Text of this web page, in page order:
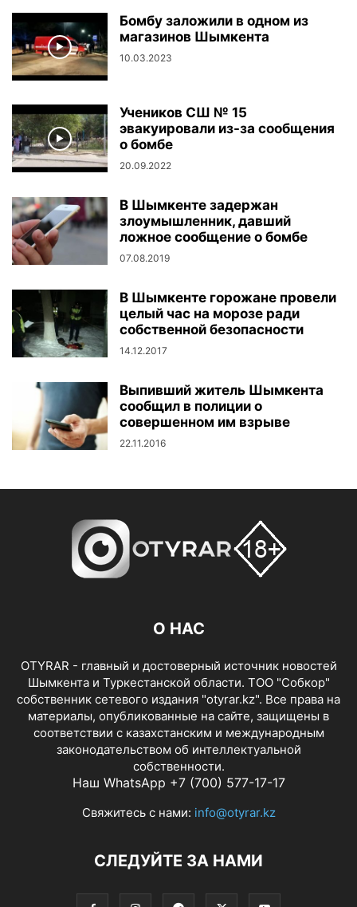
Бомбу заложили в одном из
магазинов Шымкента
10.03.2023
Учеников СШ № 15
эвакуировали из-за сообщения
о бомбе
20.09.2022
В Шымкенте задержан
злоумышленник, давший
ложное сообщение о бомбе
07.08.2019
В Шымкенте горожане провели
целый час на морозе ради
собственной безопасности
14.12.2017
Выпивший житель Шымкента
сообщил в полиции о
совершенном им взрыве
22.11.2016
О НАС
OTYRAR - главный и достоверный источник новостей
Шымкента и Туркестанской области. ТОО "Собкор"
собственник сетевого издания "otyrar.kz". Все права на
материалы, опубликованные на сайте, защищены в
соответствии с казахстанским и международным
законодательством об интеллектуальной
собственности.
Наш WhatsApp +7 (700) 577-17-17
Свяжитесь с нами: info@otyrar.kz
СЛЕДУЙТЕ ЗА НАМИ